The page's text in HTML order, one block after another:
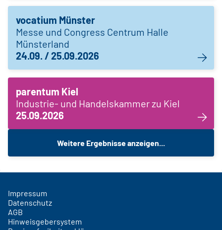
vocatium Münster
Messe und Congress Centrum Halle
Münsterland
24.09. / 25.09.2026
parentum Kiel
Industrie- und Handelskammer zu Kiel
25.09.2026
Weitere Ergebnisse anzeigen...
Impressum
Datenschutz
AGB
Hinweisgebersystem